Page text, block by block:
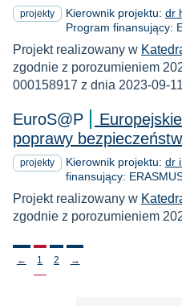
projekty Kierownik projektu: dr
Program finansujący:
Projekt realizowany w
zgodnie z porozumieniem
000158917 z dnia 2023-09-11
EuroS@P
poprawy
projekty Kierownik projektu: dr
finansujący:
Projekt realizowany w
zgodnie z porozumieniem
Stronicowanie
← 1 2 →